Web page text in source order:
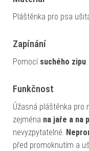
Pláštěnka pro psa
Zapínání
Pomocí suchého zipu.
Funkčnost
Úžasná pláštěnka pro
zejména na jaře a na
nevyzpytatelné.
před promoknutím a